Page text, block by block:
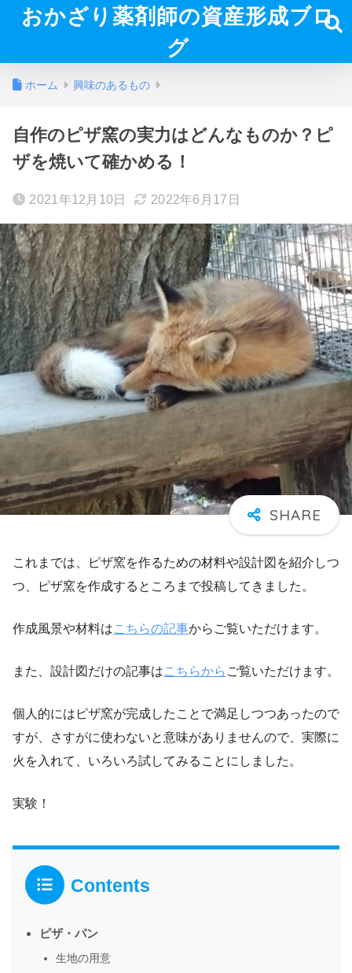
おかざり薬剤師の資産形成ブロ
グ
ホーム 興味のあるもの
自作のピザ窯の実力はどんなものか？ピ
ザを焼いて確かめる！
2021年12月10日 2022年6月17日
これまでは、ピザ窯を作るための材料や設計図を紹介しつ
つ、ピザ窯を作成するところまで投稿してきました。
作成風景や材料はこちらの記事からご覧いただけます。
また、設計図だけの記事はこちらから ご覧いただけます。
個人的にはピザ窯が完成したことで満足しつつあったので
すが、さすがに使わないと意味がありませんので、実際に
火を入れて、いろいろ試してみることにしました。
実験！
Contents
ピザ・パン
生地の用意